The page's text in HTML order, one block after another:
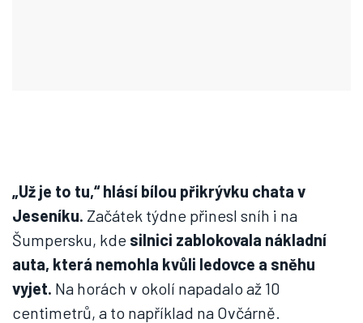
„Už je to tu,“ hlásí bílou přikrývku chata v
Jeseníku. Začátek týdne přinesl sníh i na
Šumpersku, kde silnici zablokovala nákladní
auta, která nemohla kvůli ledovce a sněhu
vyjet. Na horách v okolí napadalo až 10
centimetrů, a to například na Ovčárně.